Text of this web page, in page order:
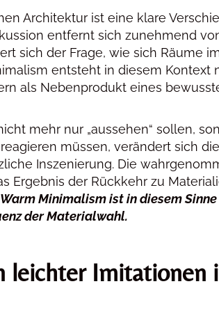
Architektur ist eine klare
entfernt sich zunehmend
sich der Frage, wie sich Räume
entsteht in diesem Kontext
als Nebenprodukt eines
mehr nur „aussehen“ sollen,
müssen, verändert sich
Inszenierung. Die
Ergebnis der Rückkehr zu
Warm Minimalism ist in diesem
der Materialwahl.
leichter Imitationen